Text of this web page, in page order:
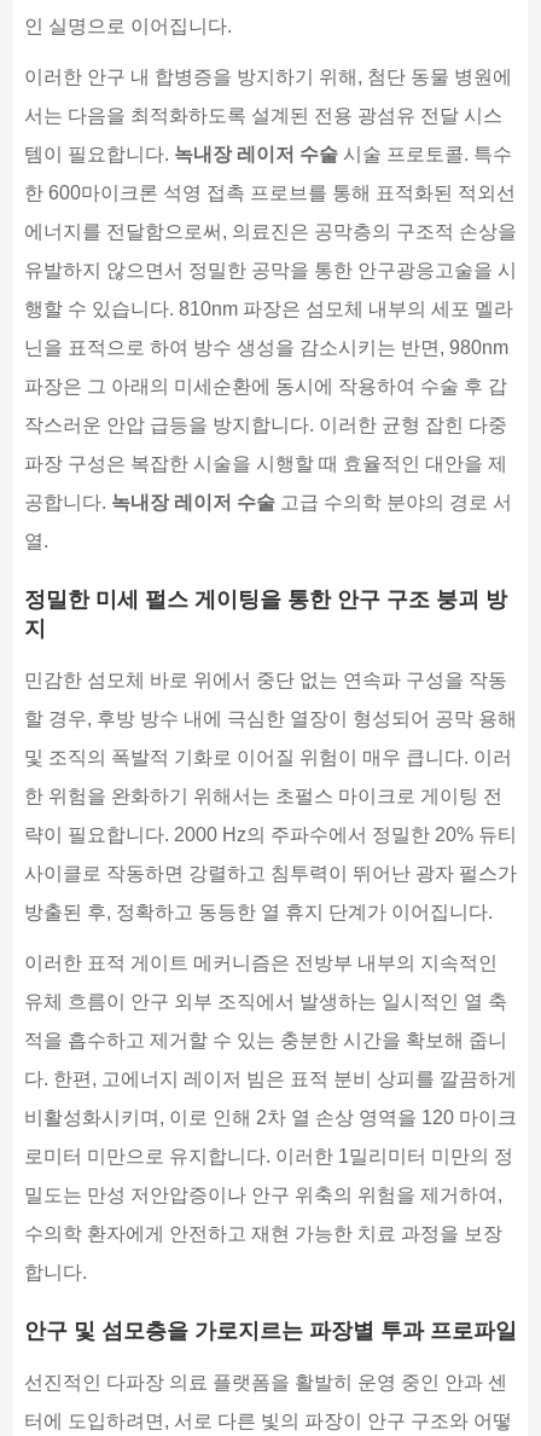
인 실명으로 이어집니다.
이러한 안구 내 합병증을 방지하기 위해, 첨단 동물 병원에
서는 다음을 최적화하도록 설계된 전용 광섬유 전달 시스
템이 필요합니다. 녹내장 레이저 수술시술 프로토콜. 특수
한 600마이크론 석영 접촉 프로브를 통해 표적화된 적외선
에너지를 전달함으로써, 의료진은 공막층의 구조적 손상을
유발하지 않으면서 정밀한 공막을 통한 안구광응고술을 시
행할 수 있습니다. 810nm 파장은 섬모체 내부의 세포 멜라
닌을 표적으로 하여 방수 생성을 감소시키는 반면, 980nm
파장은 그 아래의 미세순환에 동시에 작용하여 수술 후 갑
작스러운 안압 급등을 방지합니다. 이러한 균형 잡힌 다중
파장 구성은 복잡한 시술을 시행할 때 효율적인 대안을 제
공합니다. 녹내장 레이저 수술고급 수의학 분야의 경로 서
열.
정밀한 미세 펄스 게이팅을 통한 안구 구조 붕괴 방
지
민감한 섬모체 바로 위에서 중단 없는 연속파 구성을 작동
할 경우, 후방 방수 내에 극심한 열장이 형성되어 공막 용해
및 조직의 폭발적 기화로 이어질 위험이 매우 큽니다. 이러
한 위험을 완화하기 위해서는 초펄스 마이크로 게이팅 전
략이 필요합니다. 2000 Hz의 주파수에서 정밀한 20% 듀티
사이클로 작동하면 강렬하고 침투력이 뛰어난 광자 펄스가
방출된 후, 정확하고 동등한 열 휴지 단계가 이어집니다.
이러한 표적 게이트 메커니즘은 전방부 내부의 지속적인
유체 흐름이 안구 외부 조직에서 발생하는 일시적인 열 축
적을 흡수하고 제거할 수 있는 충분한 시간을 확보해 줍니
다. 한편, 고에너지 레이저 빔은 표적 분비 상피를 깔끔하게
비활성화시키며, 이로 인해 2차 열 손상 영역을 120 마이크
로미터 미만으로 유지합니다. 이러한 1밀리미터 미만의 정
밀도는 만성 저안압증이나 안구 위축의 위험을 제거하여,
수의학 환자에게 안전하고 재현 가능한 치료 과정을 보장
합니다.
안구 및 섬모층을 가로지르는 파장별 투과 프로파일
선진적인 다파장 의료 플랫폼을 활발히 운영 중인 안과 센
터에 도입하려면, 서로 다른 빛의 파장이 안구 구조와 어떻